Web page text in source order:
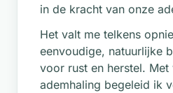
in de kracht van onze
Het valt me telkens
eenvoudige, natuurlijke
voor rust en herstel. Met
ademhaling begeleid ik